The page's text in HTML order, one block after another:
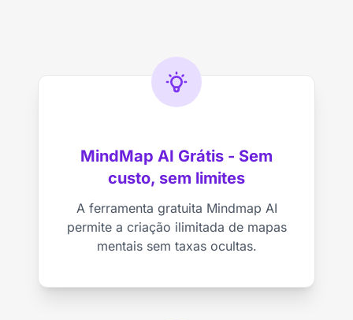
MindMap AI Grátis - Sem
custo, sem limites
A ferramenta gratuita Mindmap AI
permite a criação ilimitada de mapas
mentais sem taxas ocultas.